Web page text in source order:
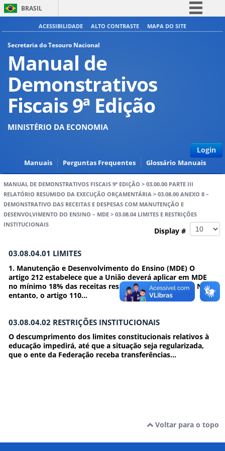
BRASIL
Simplifique!
Legislação
Canais
ACESSIBILIDADE ALTO CONTRASTE MAPA DO SITE
Secretaria do Tesouro Nacional
Manual de
Demonstrativos
Fiscais 9ª Edição
MINISTÉRIO DA ECONOMIA
Login
Manuais Perguntas Frequentes Glossário Manuais
MANUAL DE DEMONSTRATIVOS FISCAIS 9ª EDIÇÃO > 03.00.00 PARTE III
RELATÓRIO RESUMIDO DA EXECUÇÃO ORÇAMENTÁRIA > 03.08.00 ANEXO 8 –
DEMONSTRATIVO DAS RECEITAS E DESPESAS COM MANUTENÇÃO E
DESENVOLVIMENTO DO ENSINO – MDE > 03.08.04 LIMITES E RESTRIÇÕES
INSTITUCIONAIS
Display #
03.08.04.01 LIMITES
1. Manutenção e Desenvolvimento do Ensino (MDE) O
artigo 212 estabelece que a União deverá aplicar em MDE
no mínimo 18% das receitas resultantes de impostos. No
entanto, o artigo 110...
03.08.04.02 RESTRIÇÕES INSTITUCIONAIS
O descumprimento dos limites constitucionais relativos à
educação impedirá, até que a situação seja regularizada,
que o ente da Federação receba transferências...
Voltar para o topo